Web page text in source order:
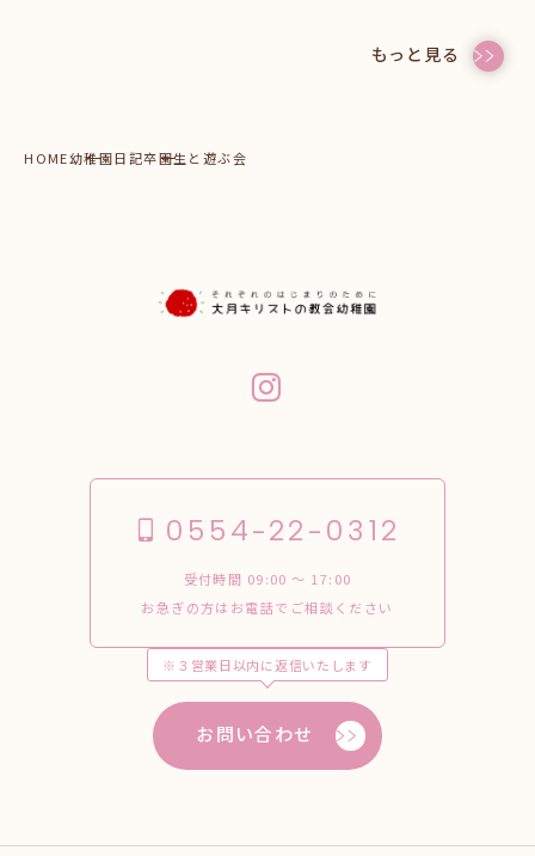
もっと見る
HOME幼稚園日記卒園生と遊ぶ会
0554-22-0312
受付時間 09:00 〜 17:00
お急ぎの方はお電話でご相談ください
※３営業日以内に返信いたします
お問い合わせ